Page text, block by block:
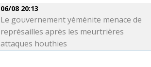
06/08 20:13
Le gouvernement yéménite menace de
représailles après les meurtrières
attaques houthies